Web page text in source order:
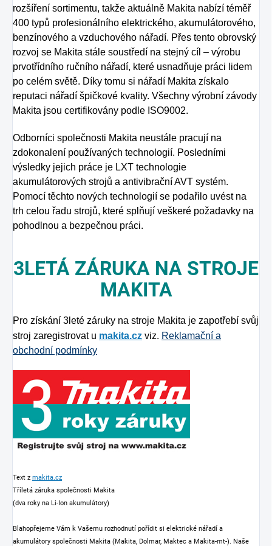
rozšíření sortimentu, takže aktuálně Makita nabízí téměř
400 typů profesionálního elektrického, akumulátorového,
benzínového a vzduchového nářadí. Přes tento obrovský
rozvoj se Makita stále soustředí na stejný cíl – výrobu
prvotřídního ručního nářadí, které usnadňuje práci lidem
po celém světě. Díky tomu si nářadí Makita získalo
reputaci nářadí špičkové kvality. Všechny výrobní závody
Makita jsou certifikovány podle ISO9002.
Odborníci společnosti Makita neustále pracují na
zdokonalení používaných technologií. Posledními
výsledky jejich práce je LXT technologie
akumulátorových strojů a antivibrační AVT systém.
Pomocí těchto nových technologií se podařilo uvést na
trh celou řadu strojů, které splňují veškeré požadavky na
pohodlnou a bezpečnou práci.
3LETÁ ZÁRUKA NA STROJE
MAKITA
Pro získání 3leté záruky na stroje Makita je zapotřebí svůj
stroj zaregistrovat u makita.cz viz. Reklamační a
obchodní podmínky
Text z makita.cz
Tříletá záruka společnosti Makita
(dva roky na Li-Ion akumulátory)
Blahopřejeme Vám k Vašemu rozhodnutí pořídit si elektrické nářadí a
akumulátory společnosti Makita (Makita, Dolmar, Maktec a Makita-mt-). Naše